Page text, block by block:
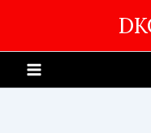
content